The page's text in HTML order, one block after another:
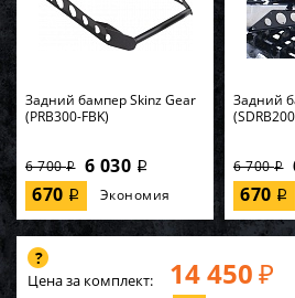
Задний бампер Skinz Gear
(PRB300-FBK)
6 700i 6 030 i
670 i Экономия
Задний
6 700i
670 i
Цена за комплект: 14 450 ₽